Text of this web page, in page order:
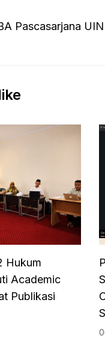
Pascasarjana
(ATL) Tahun 2026
Hukum
Academic
Publikasi